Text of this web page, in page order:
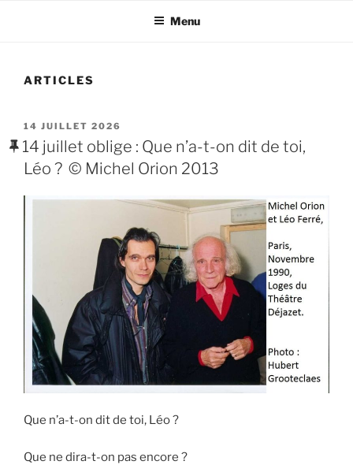
Menu
ARTICLES
PUBLIÉ
LE
14 JUILLET 2026
14 juillet oblige : Que n’a-t-on dit de toi,
Léo ? © Michel Orion 2013
Que n’a-t-on dit de toi, Léo ?
Que ne dira-t-on pas encore ?